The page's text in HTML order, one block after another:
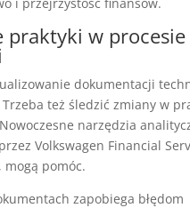
praktyki w procesie
dokumentacji
też śledzić zmiany w
narzędzia
Volkswagen Financial
mogą pomóc.
zapobiega błędom